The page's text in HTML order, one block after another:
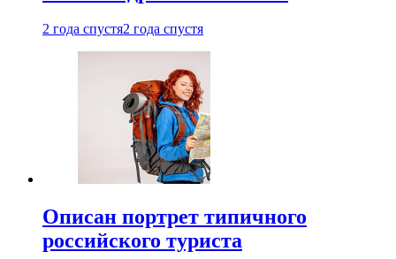
2 года спустя2 года спустя
Описан портрет типичного
российского туриста